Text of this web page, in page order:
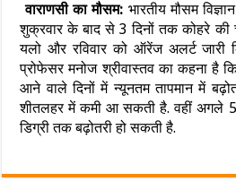
वाराणसी का मौसम: भारतीय मौसम
शुक्रवार के बाद से 3 दिनों तक कोहरे की
यलो और रविवार को ऑरेंज अलर्ट जारी
प्रोफेसर मनोज श्रीवास्तव का कहना है
आने वाले दिनों में न्यूनतम तापमान में
शीतलहर में कमी आ सकती है. वहीं अगले
डिग्री तक बढ़ोतरी हो सकती है.